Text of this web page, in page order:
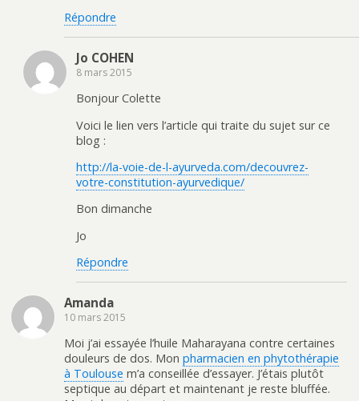
Répondre
Jo COHEN
8 mars 2015
Bonjour Colette
Voici le lien vers l’article qui traite du sujet sur ce
blog :
http://la-voie-de-l-ayurveda.com/decouvrez-
votre-constitution-ayurvedique/
Bon dimanche
Jo
Répondre
Amanda
10 mars 2015
Moi j’ai essayée l’huile Maharayana contre certaines
douleurs de dos. Mon pharmacien en phytothérapie
à Toulouse m’a conseillée d’essayer. J’étais plutôt
septique au départ et maintenant je reste bluffée.